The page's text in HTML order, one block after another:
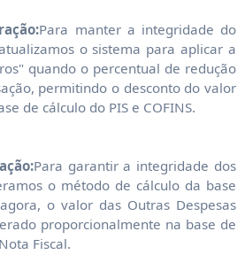
Para manter a integridade do
o sistema para aplicar a
quando o percentual de redução
permitindo o desconto do valor
de cálculo do PIS e COFINS.
Para garantir a integridade dos
o método de cálculo da base
o valor das Outras Despesas
proporcionalmente na base de
Fiscal.